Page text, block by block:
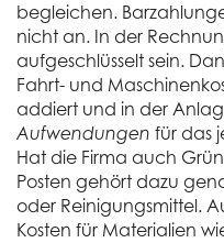
begleichen.
nicht an. In der
aufgeschlüsselt sein.
Fahrt- und
addiert und in der
Aufwendungen für das
Hat die Firma auch
Posten gehört dazu
oder Reinigungsmittel.
Kosten für Materialien